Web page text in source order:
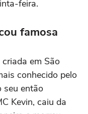
feira.
famosa
em São
conhecido pelo
seu então
Kevin, caiu da